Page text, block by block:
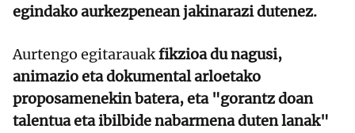
egindako aurkezpenean jakinarazi dutenez.
Aurtengo egitarauakfikzioa du nagusi,
animazio eta dokumental arloetako
proposamenekin batera, eta "gorantz doan
talentua eta ibilbide nabarmena duten lanak"